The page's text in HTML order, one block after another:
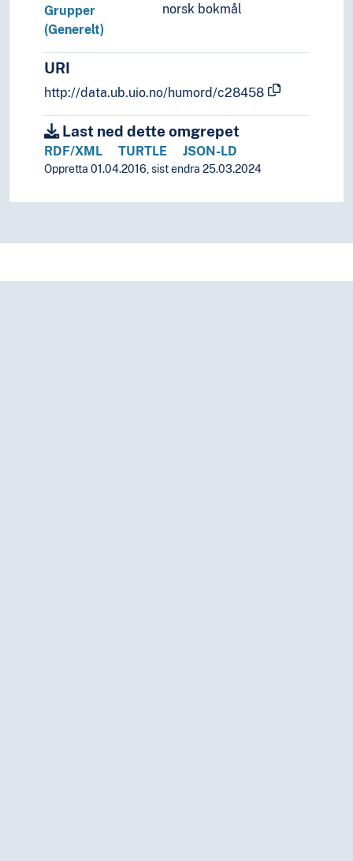
Ombod
Oppdagingar
Oppskrifter
Opptakskrav
Organisering
Overgang
Overleving
Performativitet
Planlegging
norsk bokmål
Grupper
(Generelt)
URI
http://data.ub.uio.no/humord/c28458
Last ned dette omgrepet
RDF/XML TURTLE JSON-LD
Oppretta 01.04.2016, sist endra 25.03.2024